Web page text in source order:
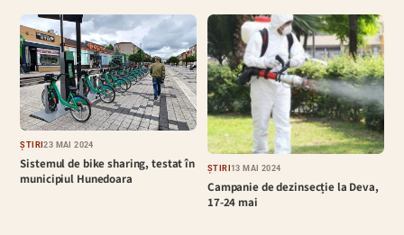
ȘTIRI23 MAI 2024
Sistemul de bike sharing, testat în
municipiul Hunedoara
ȘTIRI13 MAI 2024
Campanie de dezinsecție la Deva,
17-24 mai